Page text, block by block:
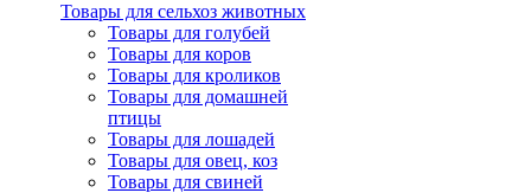
Товары для сельхоз животных
Товары для голубей
Товары для коров
Товары для кроликов
Товары для домашней
птицы
Товары для лошадей
Товары для овец, коз
Товары для свиней